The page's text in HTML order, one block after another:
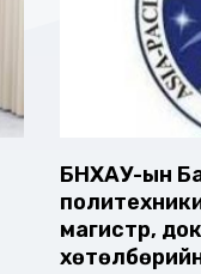
БНХАУ-ын
магистр,